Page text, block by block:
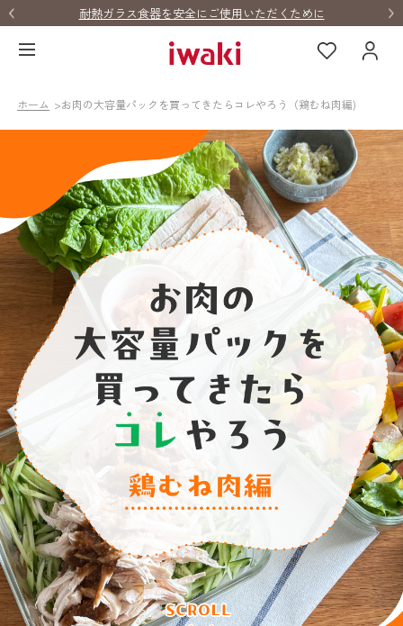
LINEお友達募集中！！10%OFFクーポンをゲット！
ホーム >お肉の大容量パックを買ってきたらコレやろう（鶏むね肉編)